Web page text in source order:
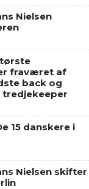
Nielsen
fraværet af
back og
tredjekeeper
15 danskere i
Nielsen skifter